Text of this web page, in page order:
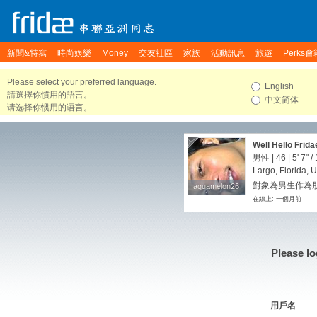
新聞&特寫 時尚娛樂 Money 交友社區 家族 活動訊息 旅遊 Perks會
Please select your preferred language.
請選擇你慣用的語言。
请选择你惯用的语言。
English
中文简体
aquamelon26
aquamelon26
Well Hello
these years
男性 | 46 | 5' 7" /
Largo, Florida,
對象為男生作為
在線上: 一個月前
Please
用戶名